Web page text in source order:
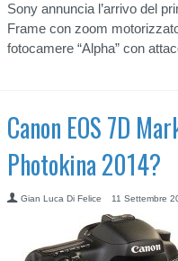
Sony annuncia l’arrivo del
Frame con zoom
fotocamere “Alpha” con
Canon EOS 7D
Photokina 2014?
Gian Luca Di Felice 11 Settembre